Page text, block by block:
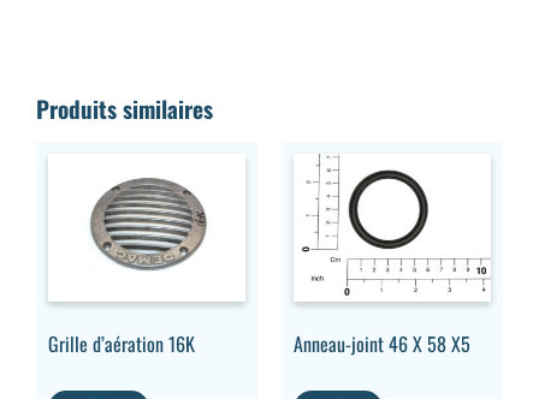
Produits similaires
Grille d’aération 16K Anneau-joint 46 X 58 X5